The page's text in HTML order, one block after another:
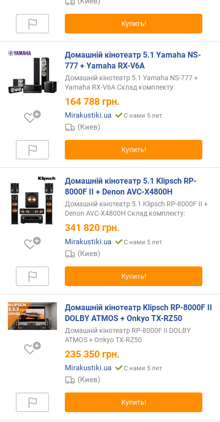
В
)
м
.
ч
с
а
к
с
.
а
ч
у
в
с
т
е
ь
Купить!
Домашній кінотеатр 5.1 Yamaha NS-
777 + Yamaha RX-V6A
Домашній кінотеатр 5.1 Yamaha NS-777 +
Yamaha RX-V6A Склад комплекту:
164 788 грн.
Mirakustiki.ua С нами 5 лет
(Киев)
Купить!
Домашній кінотеатр 5.1 Klipsch RP-
8000F II + Denon AVC-X4800H
Домашній кінотеатр 5.1 Klipsch RP-8000F II +
Denon AVC-X4800H Склад комплекту:
341 820 грн.
Mirakustiki.ua С нами 5 лет
(Киев)
Купить!
Домашній кінотеатр Klipsch RP-8000F II
DOLBY ATMOS + Onkyo TX-RZ50
Домашній кінотеатр RP-8000F II DOLBY
ATMOS + Onkyo TX-RZ50
235 350 грн.
Mirakustiki.ua С нами 5 лет
(Киев)
Купить!